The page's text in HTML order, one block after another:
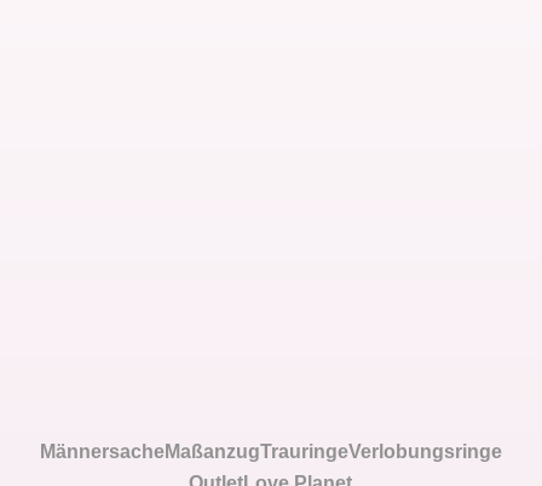
MännersacheMaßanzugTrauringeVerlobungsringe